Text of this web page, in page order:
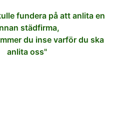
fundera på att anlita en
städfirma,
du inse varför du ska
anlita oss"